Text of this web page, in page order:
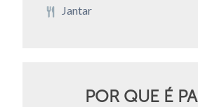
Jantar
POR QUE É